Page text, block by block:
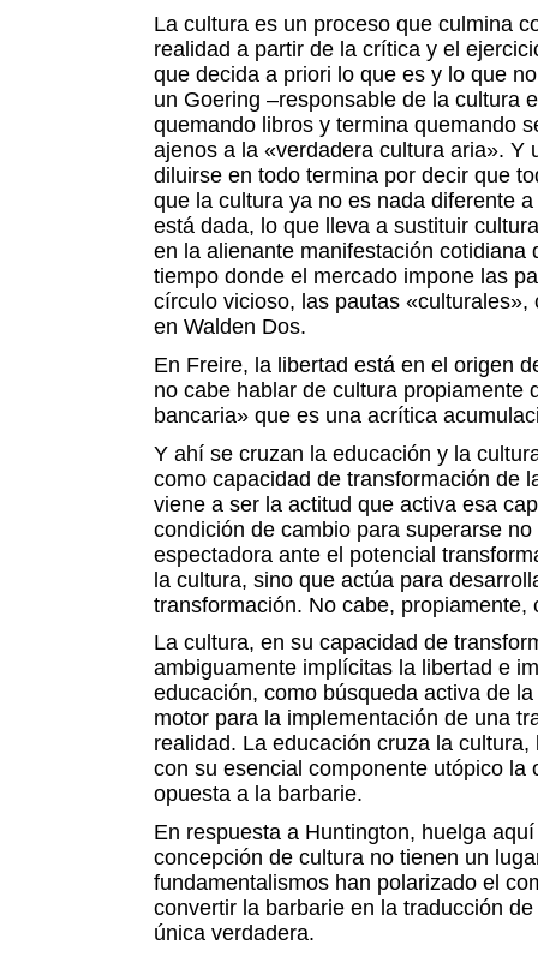
La cultura es un proceso que culmina
realidad a partir de la crítica y el
que decida a priori lo que es y lo que
un Goering –responsable de la cultura
quemando libros y termina quemando
ajenos a la «verdadera cultura aria». Y
diluirse en todo termina por decir que
que la cultura ya no es nada diferente
está dada, lo que lleva a sustituir
en la alienante manifestación cotidiana
tiempo donde el mercado impone las
círculo vicioso, las pautas «culturales»,
en Walden Dos.
En Freire, la libertad está en el origen
no cabe hablar de cultura propiamente
bancaria» que es una acrítica
Y ahí se cruzan la educación y la
como capacidad de transformación de
viene a ser la actitud que activa esa
condición de cambio para superarse
espectadora ante el potencial
la cultura, sino que actúa para
transformación. No cabe, propiamente,
La cultura, en su capacidad de
ambiguamente implícitas la libertad e
educación, como búsqueda activa de
motor para la implementación de una
realidad. La educación cruza la
con su esencial componente utópico la
opuesta a la barbarie.
En respuesta a Huntington, huelga
concepción de cultura no tienen un
fundamentalismos han polarizado el
convertir la barbarie en la traducción
única verdadera.